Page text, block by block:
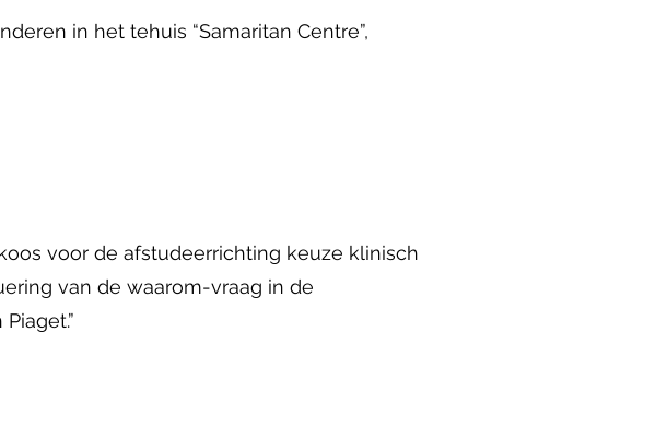
in het tehuis “Samaritan Centre”,
voor de afstudeerrichting keuze klinisch
van de waarom-vraag in de